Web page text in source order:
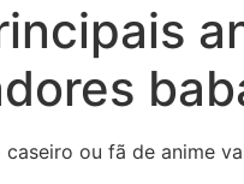
caseiro ou fã de anime